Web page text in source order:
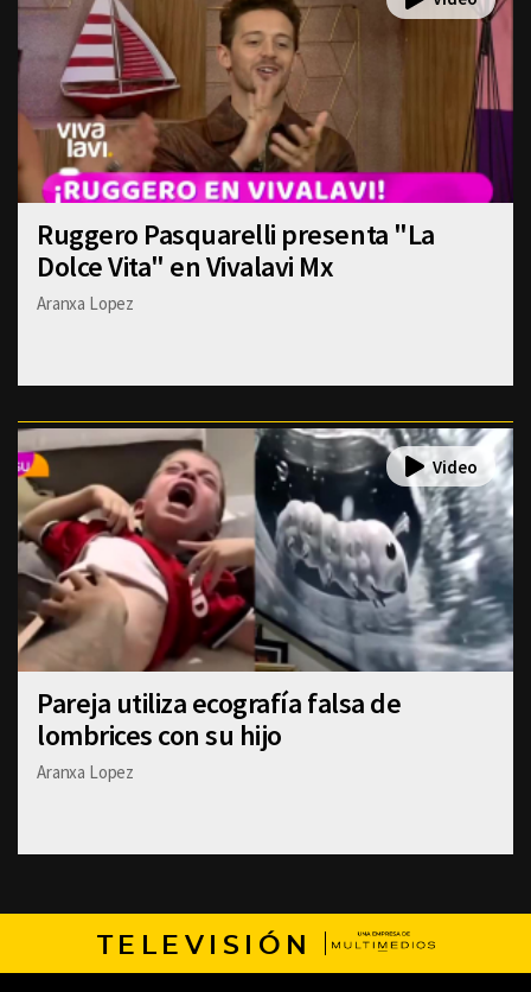
Ruggero Pasquarelli presenta "La
Dolce Vita" en Vivalavi Mx
Aranxa Lopez
Pareja utiliza ecografía falsa de
lombrices con su hijo
Aranxa Lopez
TELEVISIÓN